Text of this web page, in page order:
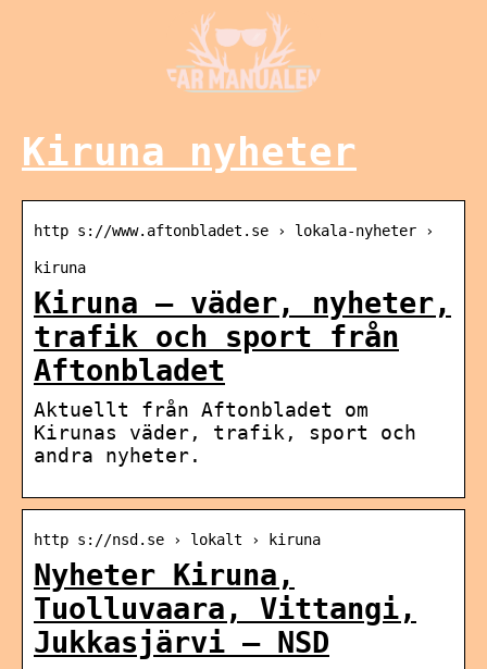
Kiruna nyheter
http s://www.aftonbladet.se › lokala-nyheter ›
kiruna
Kiruna – väder, nyheter,
trafik och sport från
Aftonbladet
Aktuellt från Aftonbladet om
Kirunas väder, trafik, sport och
andra nyheter.
http s://nsd.se › lokalt › kiruna
Nyheter Kiruna,
Tuolluvaara, Vittangi,
Jukkasjärvi – NSD